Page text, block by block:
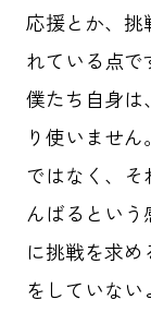
応援とか、挑
れている点で
僕たち自身は
り使いませ
ではなく、
んばるとい
に挑戦を求
をしていな